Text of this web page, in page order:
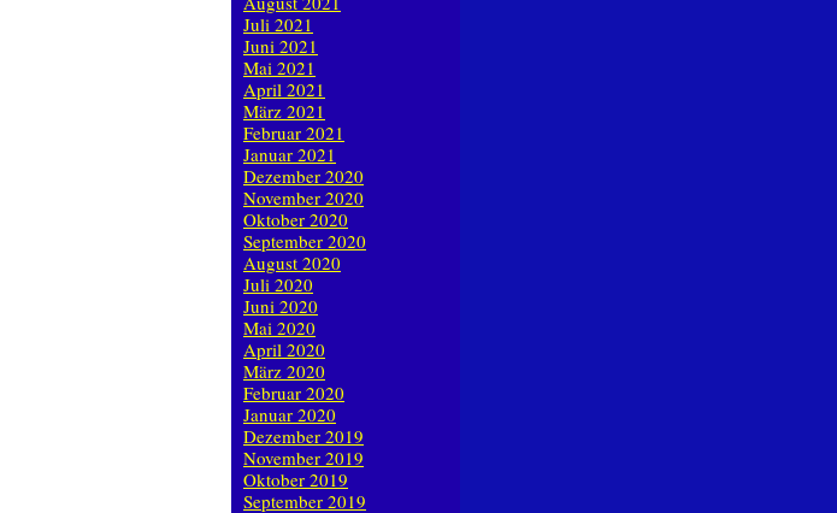
Juli 2021
Juni 2021
Mai 2021
April 2021
März 2021
Februar 2021
Januar 2021
Dezember 2020
November 2020
Oktober 2020
September 2020
August 2020
Juli 2020
Juni 2020
Mai 2020
April 2020
März 2020
Februar 2020
Januar 2020
Dezember 2019
November 2019
Oktober 2019
September 2019